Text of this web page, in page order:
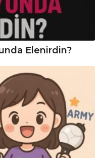
Elenirdin?